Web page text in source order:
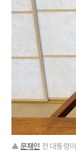
▲문재인 전 대통령